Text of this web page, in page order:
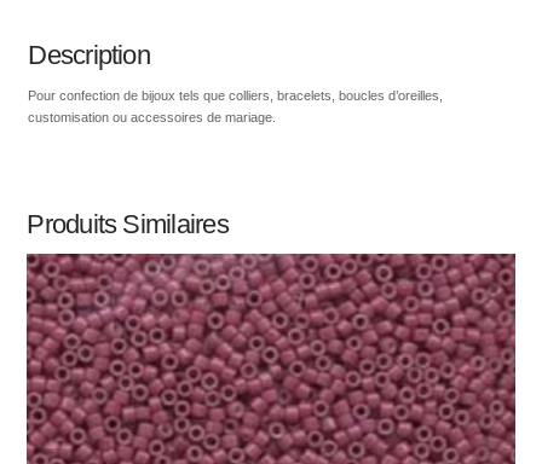
Description
Pour confection de bijoux tels que colliers, bracelets, boucles d’oreilles,
customisation ou accessoires de mariage.
Produits Similaires